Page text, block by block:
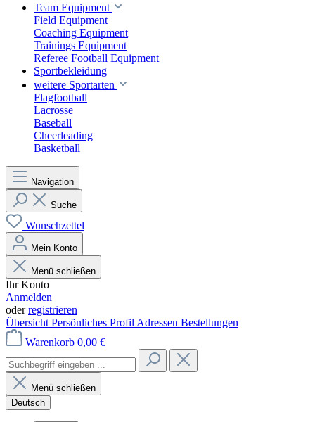
Team Equipment
Field Equipment
Coaching Equipment
Trainings Equipment
Referee Football Equipment
Sportbekleidung
weitere Sportarten
Flagfootball
Lacrosse
Baseball
Cheerleading
Basketball
Navigation
Suche
Wunschzettel
Mein Konto
Menü schließen
Ihr Konto
Anmelden
oderregistrieren
Übersicht Persönliches Profil Adressen Bestellungen
Warenkorb 0,00 €
Menü schließen
Deutsch